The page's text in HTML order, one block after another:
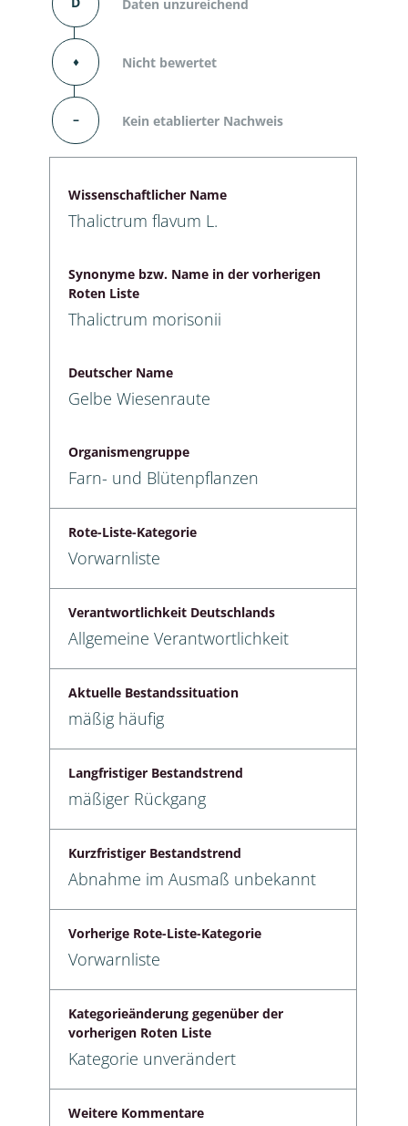
Daten unzureichend
⬧ Nicht bewertet
– Kein etablierter Nachweis
Wissenschaftlicher Name
Thalictrum flavum L.
Synonyme bzw. Name in der vorherigen
Roten Liste
Thalictrum morisonii
Deutscher Name
Gelbe Wiesenraute
Organismengruppe
Farn- und Blütenpflanzen
Rote-Liste-Kategorie
Vorwarnliste
Verantwortlichkeit Deutschlands
Allgemeine Verantwortlichkeit
Aktuelle Bestandssituation
mäßig häufig
Langfristiger Bestandstrend
mäßiger Rückgang
Kurzfristiger Bestandstrend
Abnahme im Ausmaß unbekannt
Vorherige Rote-Liste-Kategorie
Vorwarnliste
Kategorieänderung gegenüber der
vorherigen Roten Liste
Kategorie unverändert
Weitere Kommentare